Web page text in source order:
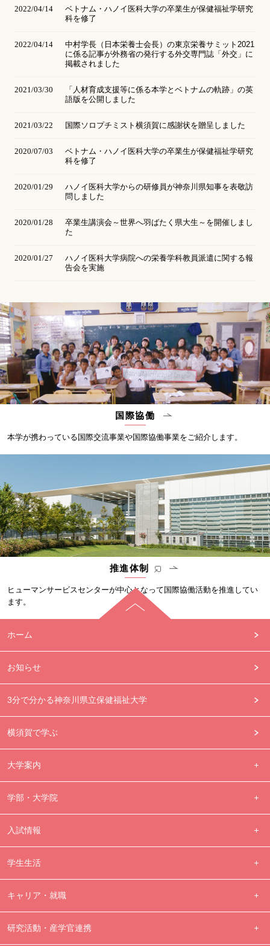
2022/04/14
ベトナム・ハノイ医科⼤学の卒業⽣が保健福祉学研究
科を修了
2022/04/14
中村学長（日本栄養士会長）の東京栄養サミット2021
に係る記事が外務省の発行する外交専門誌「外交」に
掲載されました
2021/03/30
「人材育成支援等に係る本学とベトナムの軌跡」の英
語版を公開しました
2021/03/22 国際ソロプチミスト横須賀に感謝状を贈呈しました
2020/07/03
ベトナム・ハノイ医科⼤学の卒業⽣が保健福祉学研究
科を修了
2020/01/29
ハノイ医科大学からの研修員が神奈川県知事を表敬訪
問しました
2020/01/28
卒業生講演会～世界へ羽ばたく県大生～を開催しまし
た
2020/01/27
ハノイ医科大学病院への栄養学科教員派遣に関する報
告会を実施
国際協働
本学が携わっている国際交流事業や国際協働事業をご紹介します。
推進体制
ヒューマンサービスセンターが中心となって国際協働活動を推進してい
ます。
ホーム
お知らせ
3分で分かる神奈川県立保健福祉大学
横須賀で学ぶ
大学案内
学部・大学院
入試情報
学生生活
キャリア・就職
研究活動・産学官連携